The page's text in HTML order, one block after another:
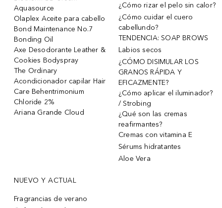
Aquasource
Olaplex Aceite para cabello
Bond Maintenance No.7
Bonding Oil
Axe Desodorante Leather &
Cookies Bodyspray
The Ordinary
Acondicionador capilar Hair
Care Behentrimonium
Chloride 2%
Ariana Grande Cloud
¿Cómo rizar el pelo sin calor?
¿Cómo cuidar el cuero
cabellundo?
TENDENCIA: SOAP BROWS
Labios secos
¿CÓMO DISIMULAR LOS
GRANOS RÁPIDA Y
EFICAZMENTE?
¿Cómo aplicar el iluminador?
/ Strobing
¿Qué son las cremas
reafirmantes?
Cremas con vitamina E
Sérums hidratantes
Aloe Vera
NUEVO Y ACTUAL
Fragrancias de verano